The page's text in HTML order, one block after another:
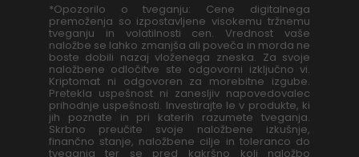
*Opozorilo o tveganju: Cene digitalnega
premoženja so izpostavljene visokemu tržnemu
tveganju in volatilnosti cen. Vrednost vaše
naložbe se lahko zmanjša ali poveča in morda ne
boste dobili nazaj vloženega zneska. Za svoje
naložbene odločitve ste odgovorni izključno vi.
Kriptomat ni odgovoren za morebitne izgube.
Pretekla uspešnost ni zanesljiv napovedovalec
prihodnje uspešnosti. Investirajte le v produkte, ki
jih poznate in pri katerih razumete tveganja.
Skrbno preučite svoje naložbene izkušnje,
finančno stanje, naložbene cilje in toleranco do
tveganja ter se pred kakršno koli naložbo